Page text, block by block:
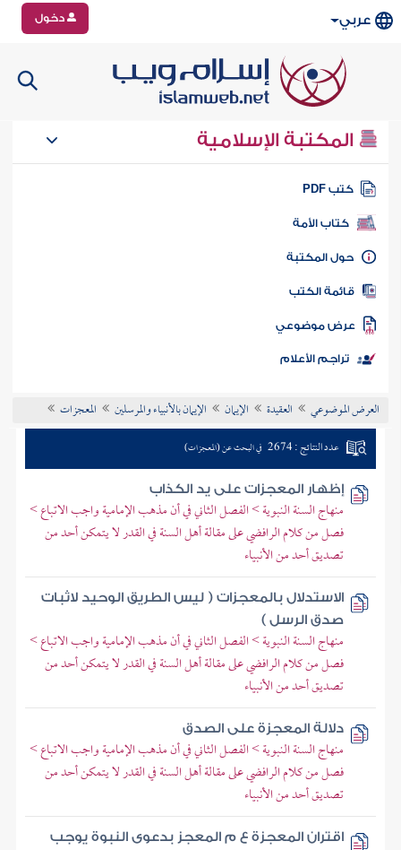
عربي دخول
المكتبة الإسلامية
كتب PDF
كتاب الأمة
المكتبة
الكتب
موضوعي
تراجم الأعلام
العرض الموضوعي العقيدة الإيمان الإيمان بالأنبياء والمرسلين المعجزات
عدد النتائج : 2674 في البحث عن (المعجزات)
إظهار المعجزات على يد الكذاب
منهاج السنة النبوية > الفصل الثاني في أن مذهب الإمامية واجب الاتباع >
فصل من كلام الرافضي على مقالة أهل السنة في القدر لا يتمكن أحد من
تصديق أحد من الأنبياء
الاستدلال بالمعجزات ( ليس الطريق الوحيد لاثبات
صدق الرسل )
منهاج السنة النبوية > الفصل الثاني في أن مذهب الإمامية واجب الاتباع >
فصل من كلام الرافضي على مقالة أهل السنة في القدر لا يتمكن أحد من
تصديق أحد من الأنبياء
دلالة المعجزة على الصدق
منهاج السنة النبوية > الفصل الثاني في أن مذهب الإمامية واجب الاتباع >
فصل من كلام الرافضي على مقالة أهل السنة في القدر لا يتمكن أحد من
تصديق أحد من الأنبياء
اقتران المعجزة ع م المعجز بدعوى النبوة يوجب